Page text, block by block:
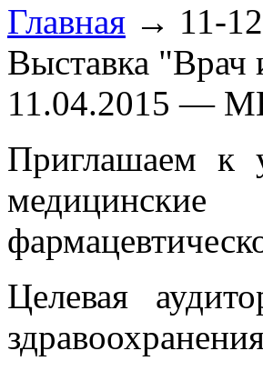
Главная → 11-12
Выставка "Врач
11.04.2015 —
Приглашаем к
Целевая